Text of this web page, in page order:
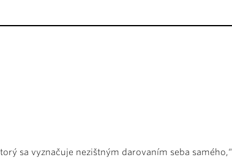
sa vyznačuje nezištným darovaním seba samého,“